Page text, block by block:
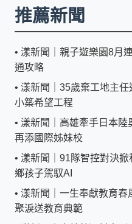
推薦新聞
• 漾新聞｜親子遊樂園8月
通攻略
• 漾新聞｜35歲棄工地主
小築希望工程
• 漾新聞｜高雄牽手日本
再添國際姊妹校
• 漾新聞｜91隊智控對決
鄉孩子駕馭AI
• 漾新聞｜一生奉獻教育
聚淚送教育典範